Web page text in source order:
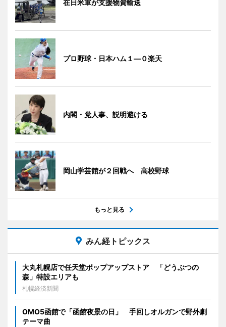
在日米軍が支援物資輸送
プロ野球・日本ハム１―０楽天
内閣・党人事、説明避ける
岡山学芸館が２回戦へ 高校野球
もっと見る
みん経トピックス
大丸札幌店で任天堂ポップアップストア 「どうぶつの
森」特設エリアも
札幌経済新聞
OMO5函館で「函館夜景の日」 手回しオルガンで野外劇
テーマ曲